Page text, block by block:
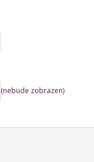
(nebude zobrazen)